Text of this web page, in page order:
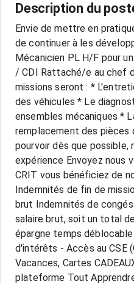
Description du
Envie de mettre en
de continuer à les
Mécanicien PL H/F pour
/ CDI Rattaché/e au chef
missions seront : *
des véhicules * Le
ensembles mécaniques *
remplacement des
pourvoir dès que possible,
expérience Envoyez nous
CRIT vous bénéficiez de
Indemnités de fin de
brut Indemnités de
salaire brut, soit un total
épargne temps
d'intérêts - Accès au CSE
Vacances, Cartes
plateforme Tout